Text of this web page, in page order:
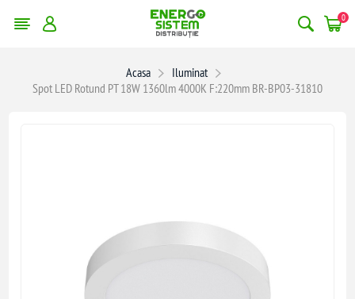
0
Acasa
Iluminat
Spot LED Rotund PT 18W 1360lm 4000K F:220mm BR-BP03-31810